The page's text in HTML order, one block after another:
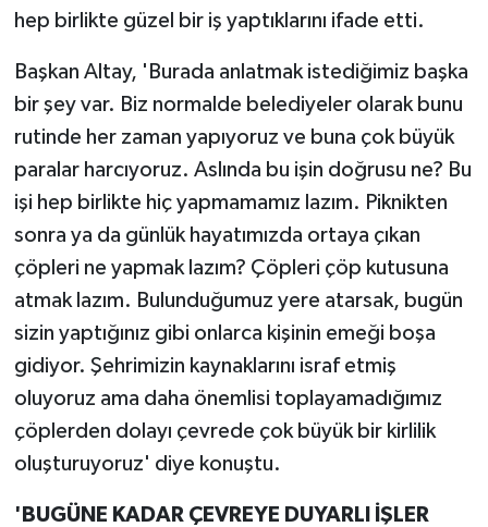
hep birlikte güzel bir iş yaptıklarını ifade etti.
Başkan Altay, 'Burada anlatmak istediğimiz başka
bir şey var. Biz normalde belediyeler olarak bunu
rutinde her zaman yapıyoruz ve buna çok büyük
paralar harcıyoruz. Aslında bu işin doğrusu ne? Bu
işi hep birlikte hiç yapmamamız lazım. Piknikten
sonra ya da günlük hayatımızda ortaya çıkan
çöpleri ne yapmak lazım? Çöpleri çöp kutusuna
atmak lazım. Bulunduğumuz yere atarsak, bugün
sizin yaptığınız gibi onlarca kişinin emeği boşa
gidiyor. Şehrimizin kaynaklarını israf etmiş
oluyoruz ama daha önemlisi toplayamadığımız
çöplerden dolayı çevrede çok büyük bir kirlilik
oluşturuyoruz' diye konuştu.
'BUGÜNE KADAR ÇEVREYE DUYARLI İŞLER